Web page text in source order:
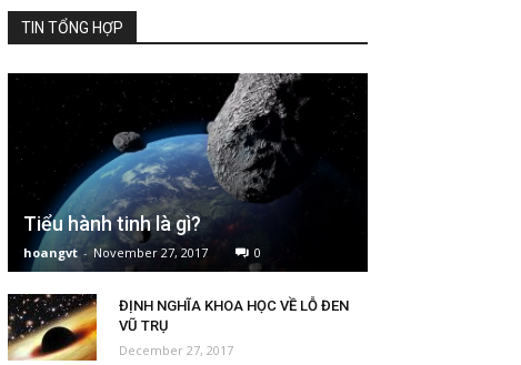
TIN TỔNG HỢP
Tiểu hành tinh là gì?
hoangvt - November 27, 2017 0
ĐỊNH NGHĨA KHOA HỌC VỀ LỖ ĐEN
VŨ TRỤ
December 27, 2017